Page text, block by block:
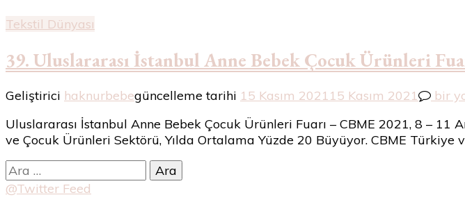
Tekstil Dünyası
39. Uluslararası İstanbul Anne Bebek Çocuk Ürünleri
Geliştirici haknurbebegüncelleme tarihi 15 Kasım 202115 Kasım 2021
39.
Anne
bir
Uluslararası İstanbul Anne Bebek Çocuk Ürünleri Fuarı – CBME 2021, 8 – 11
ve Çocuk Ürünleri Sektörü, Yılda Ortalama Yüzde 20 Büyüyor. CBME Türkiye
Arama:
@Twitter Feed